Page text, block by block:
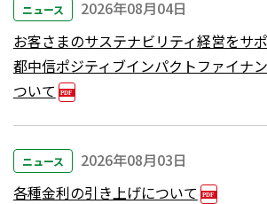
ニュース
2026年08月04日
お客さまのサステナビリティ経営をサ
都中信ポジティブインパクトファイナ
ついて
ニュース
2026年08月03日
各種金利の引き上げについて